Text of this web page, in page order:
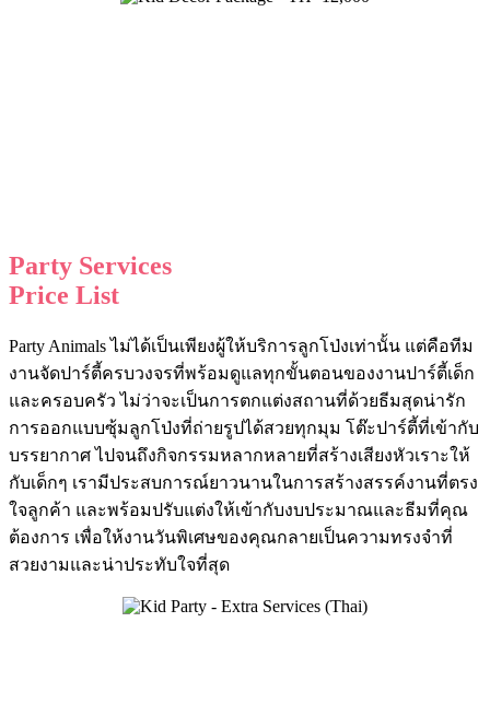
Party Services
Price List
Party Animals ไม่ได้เป็นเพียงผู้ให้บริการลูกโป่งเท่านั้น แต่คือทีม
งานจัดปาร์ตี้ครบวงจรที่พร้อมดูแลทุกขั้นตอนของงานปาร์ตี้เด็ก
และครอบครัว ไม่ว่าจะเป็นการตกแต่งสถานที่ด้วยธีมสุดน่ารัก
การออกแบบซุ้มลูกโป่งที่ถ่ายรูปได้สวยทุกมุม โต๊ะปาร์ตี้ที่เข้ากับ
บรรยากาศ ไปจนถึงกิจกรรมหลากหลายที่สร้างเสียงหัวเราะให้
กับเด็กๆ เรามีประสบการณ์ยาวนานในการสร้างสรรค์งานที่ตรง
ใจลูกค้า และพร้อมปรับแต่งให้เข้ากับงบประมาณและธีมที่คุณ
ต้องการ เพื่อให้งานวันพิเศษของคุณกลายเป็นความทรงจำที่
สวยงามและน่าประทับใจที่สุด